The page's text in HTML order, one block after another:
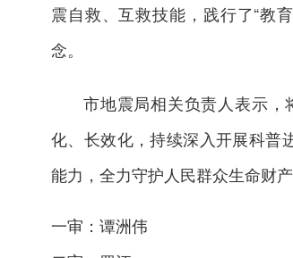
震自救、互救技能，践行了“教
念。
市地震局相关负责人表示
化、长效化，持续深入开展科普
能力，全力守护人民群众生命财产
一审：谭洲伟